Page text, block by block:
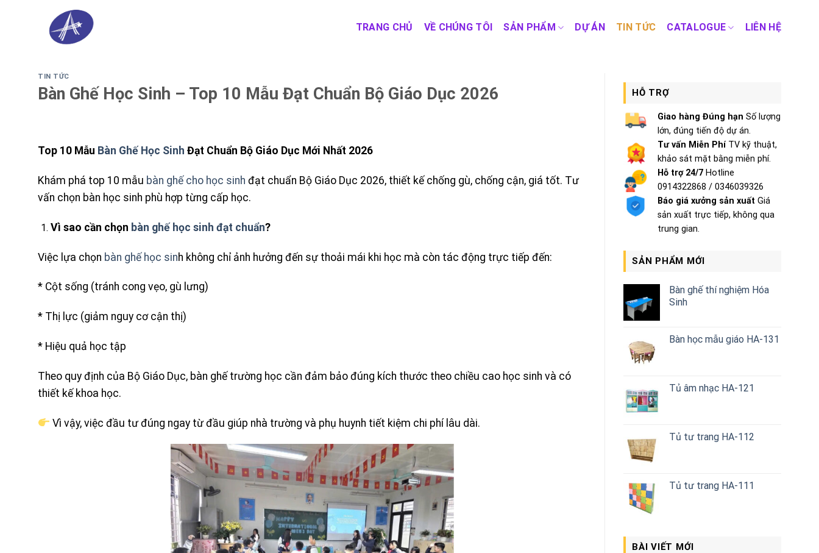
TRANG CHỦ VỀ CHÚNG TÔI SẢN PHẨM DỰ ÁN TIN TỨC CATALOGUE LIÊN HỆ
TIN TỨC
Bàn Ghế Học Sinh – Top 10 Mẫu Đạt Chuẩn Bộ Giáo Dục 2026
Top 10 Mẫu Bàn Ghế Học Sinh Đạt Chuẩn Bộ Giáo Dục Mới Nhất 2026
Khám phá top 10 mẫu bàn ghế cho học sinh đạt chuẩn Bộ Giáo Dục 2026, thiết kế chống gù, chống cận, giá tốt. Tư
vấn chọn bàn học sinh phù hợp từng cấp học.
Vì sao cần chọn bàn ghế học sinh đạt chuẩn?
Việc lựa chọn bàn ghế học sinh không chỉ ảnh hưởng đến sự thoải mái khi học mà còn tác động trực tiếp đến:
* Cột sống (tránh cong vẹo, gù lưng)
* Thị lực (giảm nguy cơ cận thị)
* Hiệu quả học tập
Theo quy định của Bộ Giáo Dục, bàn ghế trường học cần đảm bảo đúng kích thước theo chiều cao học sinh và có
thiết kế khoa học.
Vì vậy, việc đầu tư đúng ngay từ đầu giúp nhà trường và phụ huynh tiết kiệm chi phí lâu dài.
HỖ TRỢ
Giao hàng Đúng hạn Số lượng
lớn, đúng tiến độ dự án.
Tư vấn Miễn PhíTV kỹ thuật,
khảo sát mặt bằng miễn phí.
Hỗ trợ 24/7 Hotline
0914322868 / 0346039326
Báo giá xưởng sản xuất Giá
sản xuất trực tiếp, không qua
trung gian.
SẢN PHẨM MỚI
Bàn ghế thí nghiệm Hóa
Sinh
Bàn học mẫu giáo HA-131
Tủ âm nhạc HA-121
Tủ tư trang HA-112
Tủ tư trang HA-111
BÀI VIẾT MỚI